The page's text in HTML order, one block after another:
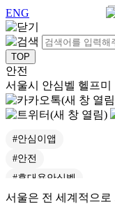
ENG
안전
서울시 안심벨 헬프미
#안심이앱
#안전
#휴대용안심벨
#긴급신고
서울은 전 세계적으